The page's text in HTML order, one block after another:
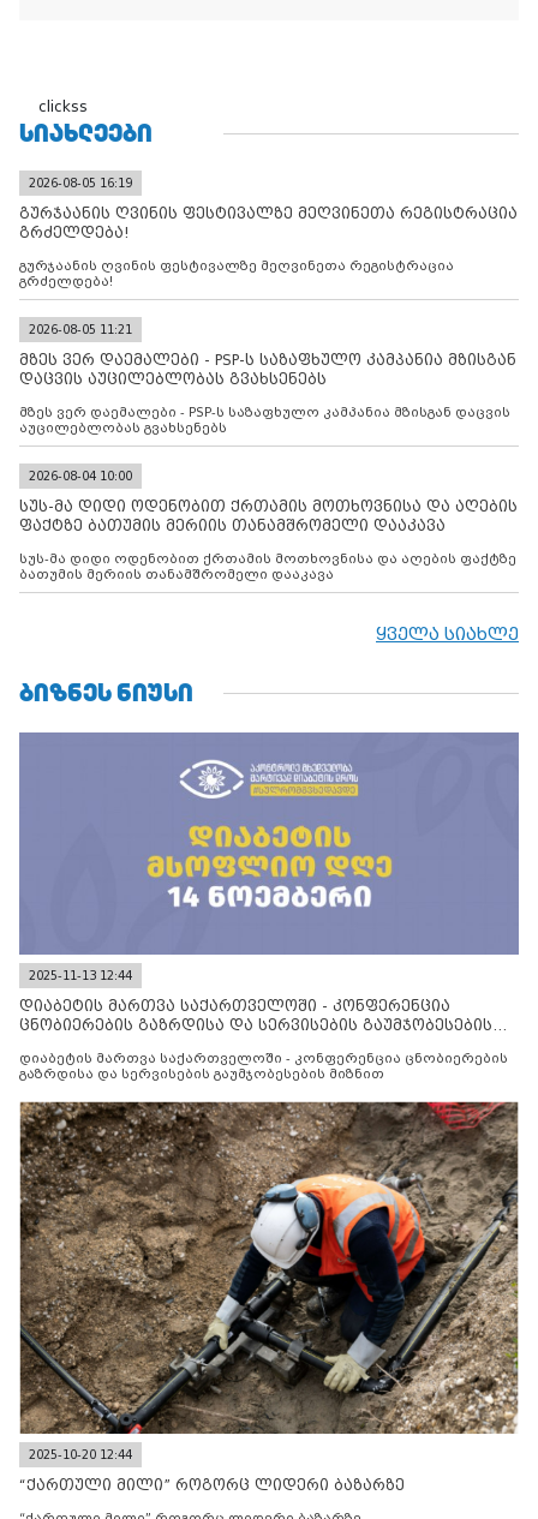
clickss
ᲡᲘᲐᲮᲚᲔᲔᲑᲘ
2026-08-05 16:19
გურჯაანის ღვინის ფესტივალზე მეღვინეთა რეგისტრაცია
გრძელდება!
გურჯაანის ღვინის ფესტივალზე მეღვინეთა რეგისტრაცია
გრძელდება!
2026-08-05 11:21
მზეს ვერ დაემალები - PSP-ს საზაფხულო კამპანია მზისგან
დაცვის აუცილებლობას გვახსენებს
მზეს ვერ დაემალები - PSP-ს საზაფხულო კამპანია მზისგან დაცვის
აუცილებლობას გვახსენებს
2026-08-04 10:00
სუს-მა დიდი ოდენობით ქრთამის მოთხოვნისა და აღების
ფაქტზე ბათუმის მერიის თანამშრომელი დააკავა
სუს-მა დიდი ოდენობით ქრთამის მოთხოვნისა და აღების ფაქტზე
ბათუმის მერიის თანამშრომელი დააკავა
ყველა სიახლე
ᲑᲘᲖᲜᲔᲡ ᲜᲘᲣᲡᲘ
2025-11-13 12:44
დიაბეტის მართვა საქართველოში - კონფერენცია
ცნობიერების გაზრდისა და სერვისების გაუმჯობესების
დიაბეტის მართვა საქართველოში - კონფერენცია ცნობიერების
გაზრდისა და სერვისების გაუმჯობესების მიზნით
2025-10-20 12:44
“ქართული მილი” როგორც ლიდერი ბაზარზე